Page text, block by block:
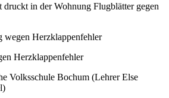
druckt in der Wohnung Flugblätter gegen
wegen Herzklappenfehler
Herzklappenfehler
Volksschule Bochum (Lehrer Else